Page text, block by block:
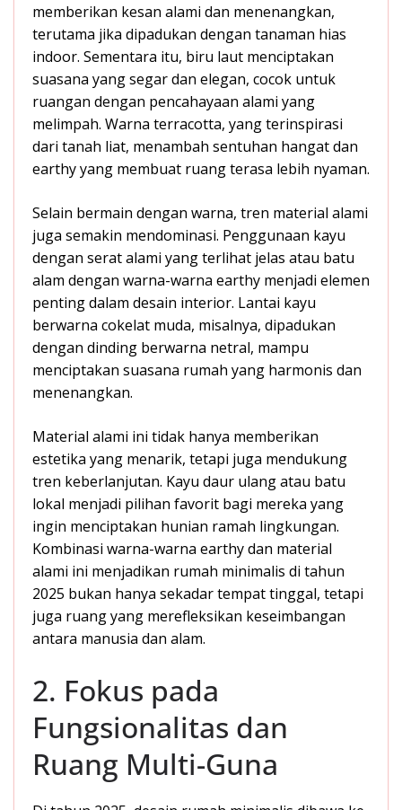
memberikan kesan alami dan menenangkan,
terutama jika dipadukan dengan tanaman hias
indoor. Sementara itu, biru laut menciptakan
suasana yang segar dan elegan, cocok untuk
ruangan dengan pencahayaan alami yang
melimpah. Warna terracotta, yang terinspirasi
dari tanah liat, menambah sentuhan hangat dan
earthy yang membuat ruang terasa lebih nyaman.
Selain bermain dengan warna, tren material alami
juga semakin mendominasi. Penggunaan kayu
dengan serat alami yang terlihat jelas atau batu
alam dengan warna-warna earthy menjadi elemen
penting dalam desain interior. Lantai kayu
berwarna cokelat muda, misalnya, dipadukan
dengan dinding berwarna netral, mampu
menciptakan suasana rumah yang harmonis dan
menenangkan.
Material alami ini tidak hanya memberikan
estetika yang menarik, tetapi juga mendukung
tren keberlanjutan. Kayu daur ulang atau batu
lokal menjadi pilihan favorit bagi mereka yang
ingin menciptakan hunian ramah lingkungan.
Kombinasi warna-warna earthy dan material
alami ini menjadikan rumah minimalis di tahun
2025 bukan hanya sekadar tempat tinggal, tetapi
juga ruang yang merefleksikan keseimbangan
antara manusia dan alam.
2. Fokus pada
Fungsionalitas dan
Ruang Multi-Guna